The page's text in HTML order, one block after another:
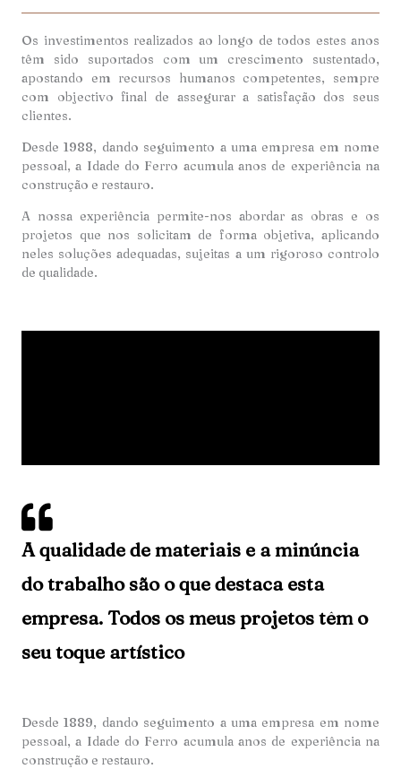
A qualidade de materiais e a minúncia
do trabalho são o que destaca esta
empresa. Todos os meus projetos têm o
seu toque artístico
Desde 1889, dando seguimento a uma empresa em nome
pessoal, a Idade do Ferro acumula anos de experiência na
construção e restauro.
Os investimentos realizados ao longo de todos estes anos
têm sido suportados com um crescimento sustentado,
apostando em recursos humanos competentes, sempre
com objectivo final de assegurar a satisfação dos seus
clientes.
Desde 1988, dando seguimento a uma empresa em nome
pessoal, a Idade do Ferro acumula anos de experiência na
construção e restauro.
A nossa experiência permite-nos abordar as obras e os
projetos que nos solicitam de forma objetiva, aplicando
neles soluções adequadas, sujeitas a um rigoroso controlo
de qualidade.